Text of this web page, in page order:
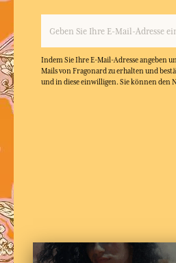
Indem Sie Ihre E-Mail-Adresse angeben
Mails von Fragonard zu erhalten und
und in diese einwilligen. Sie können den